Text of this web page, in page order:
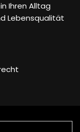
Ihren Alltag
Lebensqualität